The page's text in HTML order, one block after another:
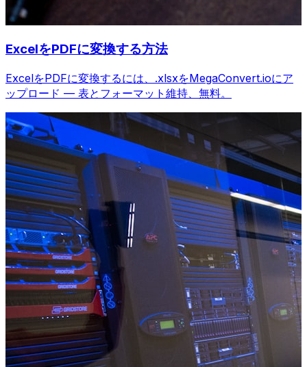
ExcelをPDFに変換する方法
ExcelをPDFに変換するには、.xlsxをMegaConvert.ioにア
ップロード — 表とフォーマット維持、無料。